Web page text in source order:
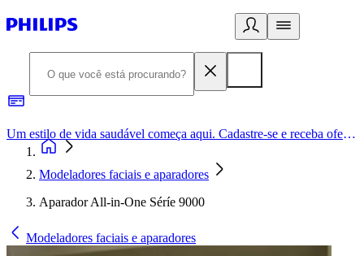
Um estilo de vida saudável começa aqui. Cadastre-se e receba ofertas exclusivas.
Modeladores faciais e aparadores
Aparador All-in-One Séríe 9000
Modeladores faciais e aparadores